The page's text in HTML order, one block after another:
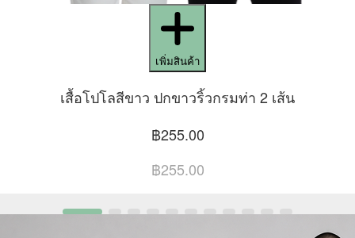
เพิ่มสินค้า
เสื้อโปโลสีขาว ปกขาวริ้วกรมท่า 2 เส้น
฿255.00
฿255.00